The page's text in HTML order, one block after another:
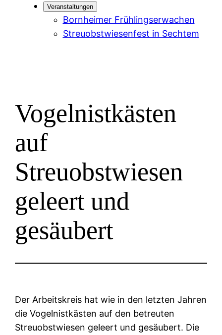
Veranstaltungen
Bornheimer Frühlingserwachen
Streuobstwiesenfest in Sechtem
Vogelnistkästen
auf
Streuobstwiesen
geleert und
gesäubert
Der Arbeitskreis hat wie in den letzten Jahren
die Vogelnistkästen auf den betreuten
Streuobstwiesen geleert und gesäubert. Die